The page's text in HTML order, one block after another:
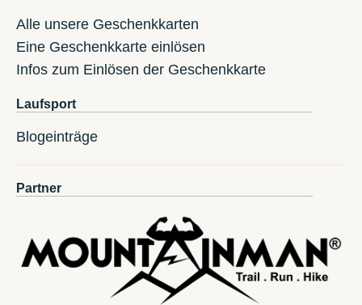
Alle unsere Geschenkkarten
Eine Geschenkkarte einlösen
Infos zum Einlösen der Geschenkkarte
Laufsport
Blogeinträge
Partner